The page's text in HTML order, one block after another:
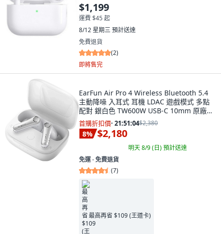
$1,199
運費 $45 起
8/12 星期三預計送達
免費退貨
(2)
即將售完
EarFun Air Pro 4 Wireless Bluetooth 5.4
主動降噪 入耳式 耳機 LDAC 遊戲模式 多點
配對 銀白色 TW600W USB-C 10mm 原廠保
固12個月
首購折扣價· 21:51:03$2,380
8% $2,180
明天 8/9 (日)預計送達
免運 ∙ 免費退貨
(7)
最高再省 $109 (王道卡)